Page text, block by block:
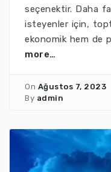
seçenektir. Daha
isteyenler için,
ekonomik hem de
more…
On Ağustos 7, 2023
By admin